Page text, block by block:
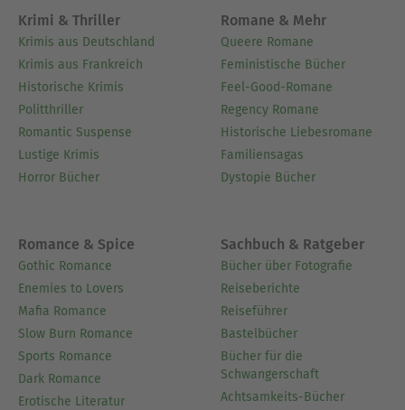
ihre Jakobsweg-Saga mit den Romanen:
»Die Straße der Sterne«
»Die sieben Monde des Jakobus«
Auch als Sammelband erhältlich.
Sowie den Roman »Der Wahnsinn, den man Liebe
nennt«.
Ausblenden
Krimi & Thriller
Krimis aus Deutschland
Krimis aus Frankreich
Historische Krimis
Politthriller
Romantic Suspense
Lustige Krimis
Horror Bücher
Romane & Mehr
Queere Romane
Feministische Bücher
Feel-Good-Romane
Regency Romane
Historische Liebesromane
Familiensagas
Dystopie Bücher
Romance & Spice
Gothic Romance
Enemies to Lovers
Mafia Romance
Slow Burn Romance
Sports Romance
Dark Romance
Erotische Literatur
Sachbuch & Ratgeber
Bücher über Fotografie
Reiseberichte
Reiseführer
Bastelbücher
Bücher für die
Schwangerschaft
Achtsamkeits-Bücher